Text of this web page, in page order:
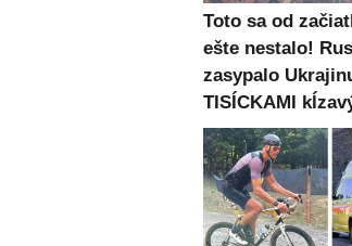
Toto sa od
ešte nestalo!
zasypalo
TISÍCKAMI